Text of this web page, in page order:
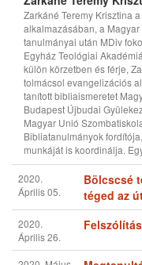
2020.
Április 05.
Bölcscsé
téged az
2020.
Április 26.
2020. Május
15.
2020.
Június 03.
Mert a
a száj
2020.
Hátha…
2020. Július
11.
Mi az